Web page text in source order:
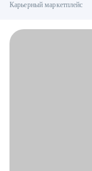
Карьерный маркетплейс